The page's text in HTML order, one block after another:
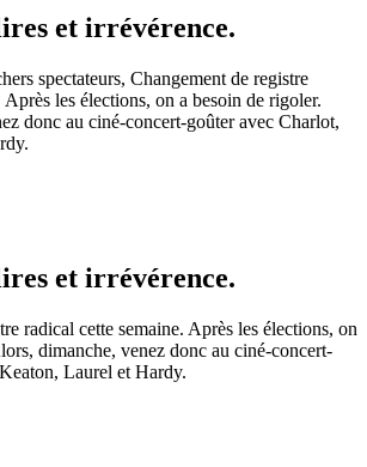
et irrévérence.
spectateurs, Changement de registre
Après les élections, on a besoin de rigoler.
donc au ciné-concert-goûter avec Charlot,
et irrévérence.
radical cette semaine. Après les élections, on
dimanche, venez donc au ciné-concert-
Laurel et Hardy.